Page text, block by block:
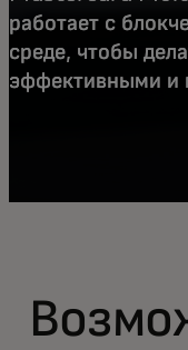
работает с
среде, чтобы
эффективными и